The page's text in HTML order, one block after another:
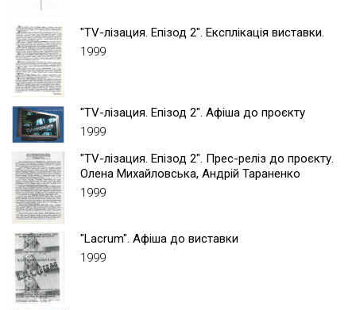
"TV-лізация. Епізод 2". Експлікація виставки.
1999
"TV-лізация. Епізод 2". Афіша до проєкту
1999
"TV-лізация. Епізод 2". Прес-реліз до проєкту.
Олена Михайловська, Андрій Тараненко
1999
"Lacrum". Афіша до виставки
1999